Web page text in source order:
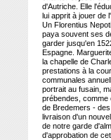
d'Autriche. Elle
lui apprit à jouer de
Un Florentius
paya souvent ses
garder jusqu'en
Espagne.
la chapelle de
prestations à la
communales
portrait au fusain,
prébendes, comme
de Bredemers -
livraison d'un
de notre garde
d'approbation de